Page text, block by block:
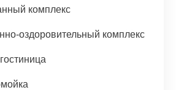
комплекс
оздоровительный комплекс